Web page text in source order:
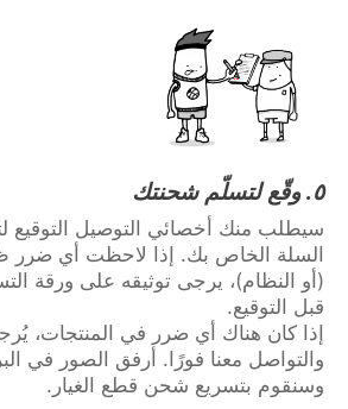
٥. وقّع لتسلّم شحنتك
سيطلب منك أخصائي التوصيل التوقيع
السلة الخاص بك. إذا لاحظت أي ضرر
(أو النظام)، يرجى توثيقه على ورقة
قبل التوقيع.
إذا كان هناك أي ضرر في المنتجات،
والتواصل معنا فورًا. أرفق الصور في
وسنقوم بتسريع شحن قطع الغيار.